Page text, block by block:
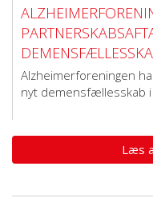
Alzheimerforeningen
nyt demensfællesskab
Læs